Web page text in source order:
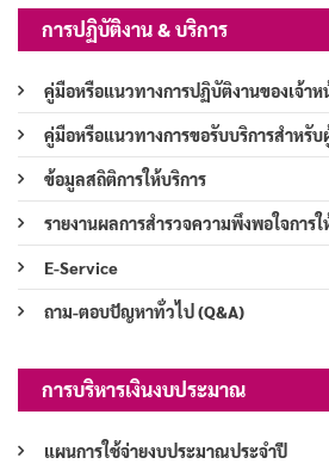
การปฏิบัติงาน & บริการ
คู่มือหรือแนวทางการปฏิบัติงานของเจ้าห
คู่มือหรือแนวทางการขอรับบริการสำหรั
ข้อมูลสถิติการให้บริการ
รายงานผลการสำรวจความพึงพอใจการใ
E-Service
ถาม-ตอบปัญหาทั่วไป (Q&A)
การบริหารเงินงบประมาณ
แผนการใช้จ่ายงบประมาณประจำปี